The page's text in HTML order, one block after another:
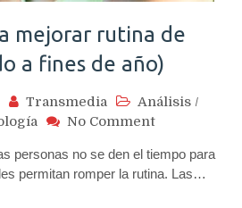
mejorar rutina de
a fines de año)
Transmedia Análisis /
No Commenton
claves
para
personas no se den el tiempo para
permitan romper la rutina. Las…